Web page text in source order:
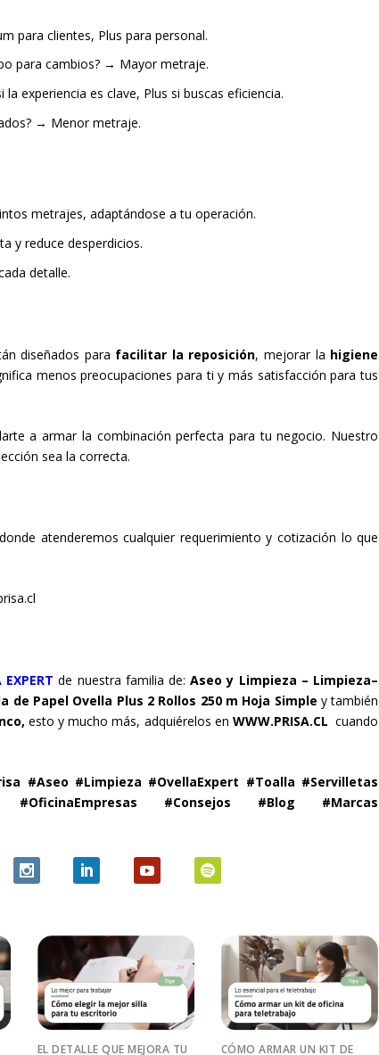
para clientes, Plus para personal.
para cambios? → Mayor metraje.
experiencia es clave, Plus si buscas eficiencia.
→ Menor metraje.
metrajes, adaptándose a tu operación.
y reduce desperdicios.
detalle.
diseñados para facilitar la reposición, mejorar la higiene
menos preocupaciones para ti y más satisfacción para tus
a armar la combinación perfecta para tu negocio. Nuestro
sea la correcta.
atenderemos cualquier requerimiento y cotización lo que
EXPERT de nuestra familia de:Aseo y Limpieza – Limpieza–
de Papel Ovella Plus 2 Rollos 250 m Hoja Simple y también
esto y mucho más, adquiérelos en WWW.PRISA.CLcuando
#Aseo #Limpieza #OvellaExpert #Toalla #Servilletas
#OficinaEmpresas #Consejos #Blog #Marcas
EL DETALLE QUE MEJORA TU CÓMO ARMAR UN KIT DE